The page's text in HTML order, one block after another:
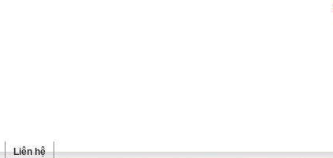
Liên hệ